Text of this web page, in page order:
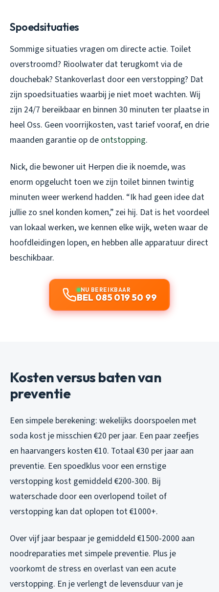
Spoedsituaties
Sommige situaties vragen om directe actie. Toilet
overstroomd? Rioolwater dat terugkomt via de
douchebak? Stankoverlast door een verstopping? Dat
zijn spoedsituaties waarbij je niet moet wachten. Wij
zijn 24/7 bereikbaar en binnen 30 minuten ter plaatse in
heel Oss. Geen voorrijkosten, vast tarief vooraf, en drie
maanden garantie op de ontstopping.
Nick, die bewoner uit Herpen die ik noemde, was
enorm opgelucht toen we zijn toilet binnen twintig
minuten weer werkend hadden. “Ik had geen idee dat
jullie zo snel konden komen,” zei hij. Dat is het voordeel
van lokaal werken, we kennen elke wijk, weten waar de
hoofdleidingen lopen, en hebben alle apparatuur direct
beschikbaar.
NU BEREIKBAAR
BEL 085 019 50 99
Kosten versus baten van
preventie
Een simpele berekening: wekelijks doorspoelen met
soda kost je misschien €20 per jaar. Een paar zeefjes
en haarvangers kosten €10. Totaal €30 per jaar aan
preventie. Een spoedklus voor een ernstige
verstopping kost gemiddeld €200-300. Bij
waterschade door een overlopend toilet of
verstopping kan dat oplopen tot €1000+.
Over vijf jaar bespaar je gemiddeld €1500-2000 aan
noodreparaties met simpele preventie. Plus je
voorkomt de stress en overlast van een acute
verstopping. En je verlengt de levensduur van je